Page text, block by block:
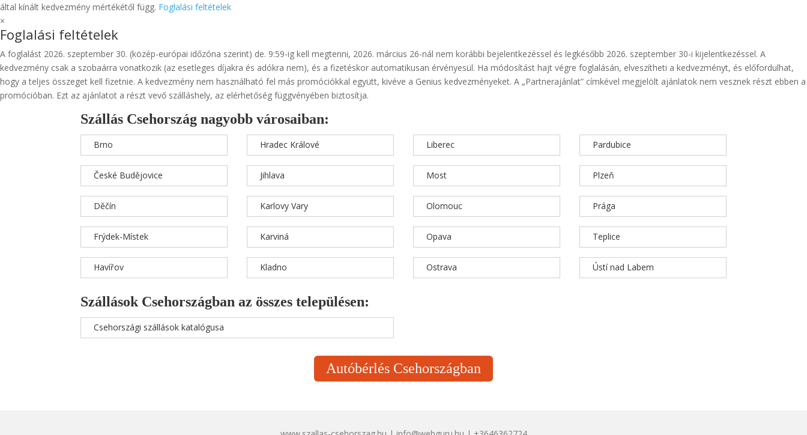
által kínált kedvezmény mértékétől függ. Foglalási feltételek
×
Foglalási feltételek
A foglalást 2026. szeptember 30. (közép-európai időzóna szerint) de. 9:59-ig kell megtenni, 2026. március 26-nál nem korábbi bejelentkezéssel és legkésőbb 2026. szeptember 30-i kijelentkezéssel. A
kedvezmény csak a szobaárra vonatkozik (az esetleges díjakra és adókra nem), és a fizetéskor automatikusan érvényesül. Ha módosítást hajt végre foglalásán, elveszítheti a kedvezményt, és előfordulhat,
hogy a teljes összeget kell fizetnie. A kedvezmény nem használható fel más promóciókkal együtt, kivéve a Genius kedvezményeket. A „Partnerajánlat” címkével megjelölt ajánlatok nem vesznek részt ebben a
promócióban. Ezt az ajánlatot a részt vevő szálláshely, az elérhetőség függvényében biztosítja.
Szállás Csehország nagyobb városaiban:
Brno
České Budějovice
Děčín
Frýdek-Místek
Havířov
Hradec Králové
Jihlava
Karlovy Vary
Karviná
Kladno
Liberec
Most
Olomouc
Opava
Ostrava
Pardubice
Plzeň
Prága
Teplice
Ústí nad Labem
Szállások Csehországban az összes településen:
Csehországi szállások katalógusa
Autóbérlés Csehországban